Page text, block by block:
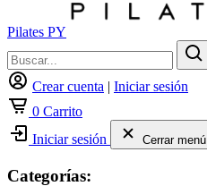
Pilates PY
Crear cuenta | Iniciar sesión
0 Carrito
Iniciar sesión
Cerrar menú
Categorías: